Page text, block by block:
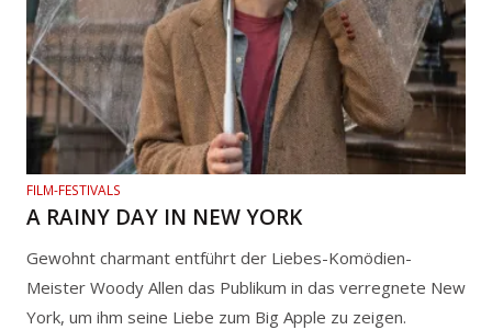
FILM-FESTIVALS
A RAINY DAY IN NEW YORK
Gewohnt charmant entführt der Liebes-Komödien-
Meister Woody Allen das Publikum in das verregnete New
York, um ihm seine Liebe zum Big Apple zu zeigen.